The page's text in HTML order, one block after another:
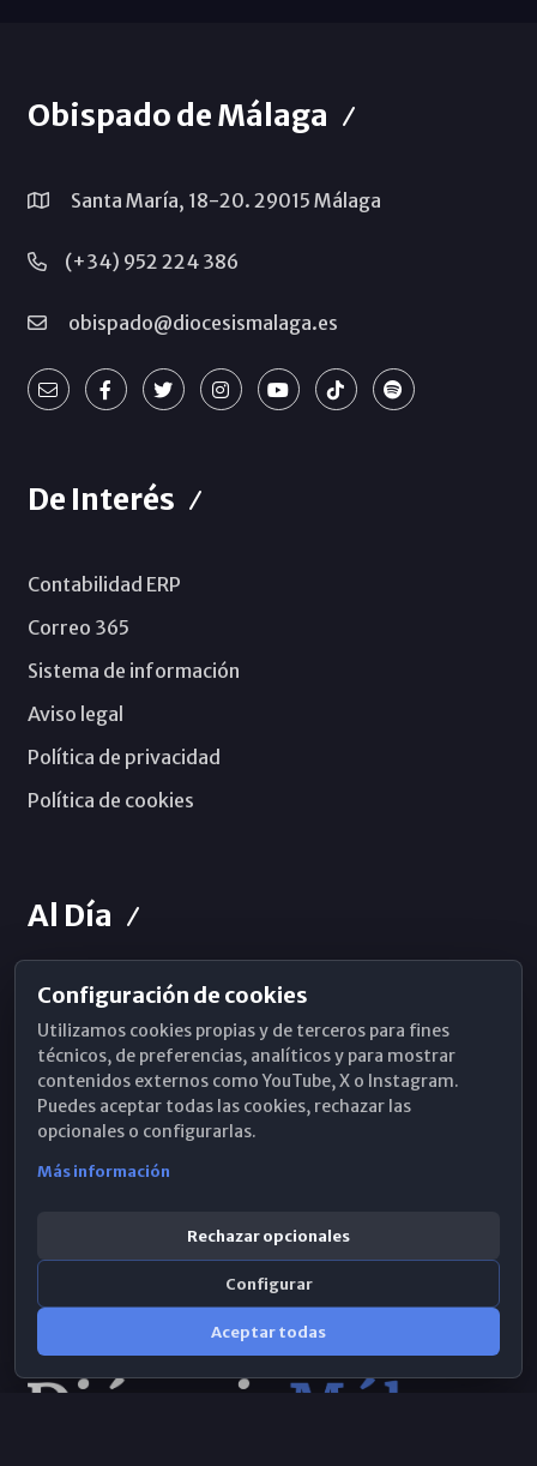
Obispado de Málaga
Santa María, 18-20. 29015 Málaga
(+34) 952 224 386
obispado@diocesismalaga.es
De Interés
Contabilidad ERP
Correo 365
Sistema de información
Aviso legal
Política de privacidad
Política de cookies
Al Día
Horarios de Misa
Hemeroteca
WhatsApp
Configuración de cookies
Utilizamos cookies propias y de terceros para fines
técnicos, de preferencias, analíticos y para mostrar
contenidos externos como YouTube, X o Instagram.
Puedes aceptar todas las cookies, rechazar las
opcionales o configurarlas.
Más información
Rechazar opcionales
Configurar
Aceptar todas